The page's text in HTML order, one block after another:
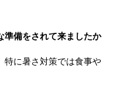
備をされて来ましたか
特に暑さ対策では食事や